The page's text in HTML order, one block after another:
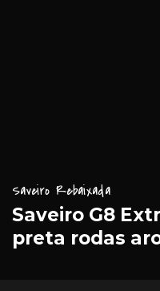
Saveiro Rebaixada
Saveiro G8
preta rodas